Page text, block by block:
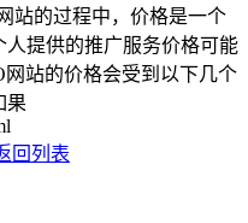
站的过程中，价格是一个
提供的推广服务价格可能
站的价格会受到以下几个
果
回列表